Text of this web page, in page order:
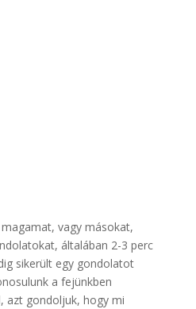
vagy másokat,
általában 2-3 perc
sikerült egy gondolatot
a fejünkben
azt gondoljuk, hogy mi